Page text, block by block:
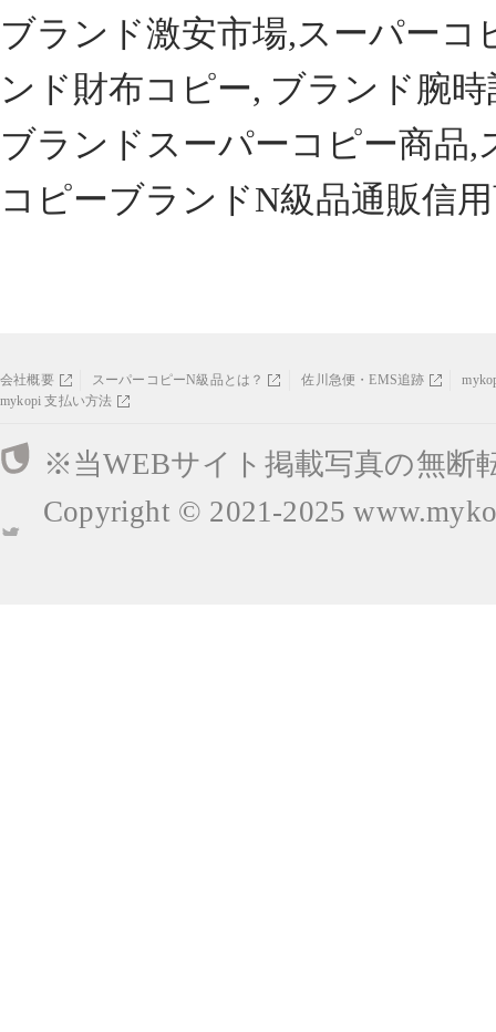
ブランド激安市場,スーパー
ンド財布コピー, ブランド腕
ブランドスーパーコピー商品
コピーブランドN級品通販信
会社概要 スーパーコピーN級品とは？ 佐川急便・EMS追跡
mykopi 支払い方法
※当WEBサイト掲載写真の無断
Copyright © 2021-2025